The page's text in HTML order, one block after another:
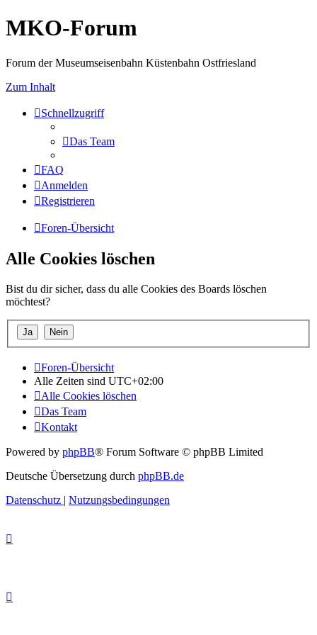
MKO-Forum
Forum der Museumseisenbahn Küstenbahn Ostfriesland
Zum Inhalt
Schnellzugriff
Das Team
FAQ
Anmelden
Registrieren
Foren-Übersicht
Alle Cookies löschen
Bist du dir sicher, dass du alle Cookies des Boards löschen
möchtest?
Foren-Übersicht
Alle Zeiten sind UTC+02:00
Alle Cookies löschen
Das Team
Kontakt
Powered by phpBB® Forum Software © phpBB Limited
Deutsche Übersetzung durch phpBB.de
Datenschutz | Nutzungsbedingungen